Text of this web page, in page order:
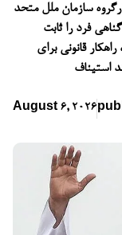
سازمان ملل متحد
فرد را ثابت
قانونی برای
استیناف
August 6, 2026